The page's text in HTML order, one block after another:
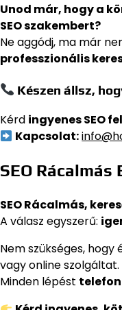
Unod már, hogy a
SEO szakembert?
Ne aggódj, ma már
professzionális
Készen állsz,
Kérd ingyenes SEO
Kapcsolat:
SEO Rácalmás
SEO Rácalmás,
A válasz egyszerű:
Nem szükséges,
vagy online szolgáltat.
Minden lépést